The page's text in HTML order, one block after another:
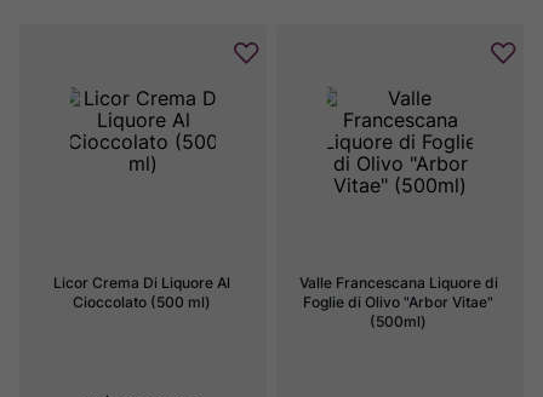
Licor Crema Di Liquore Al
Cioccolato (500 ml)
Valle Francescana Liquore di
Foglie di Olivo "Arbor Vitae"
(500ml)